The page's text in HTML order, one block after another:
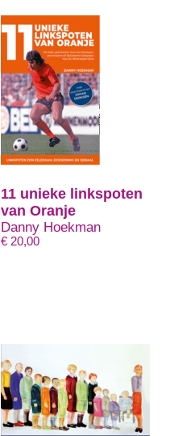
11 unieke linkspoten
van Oranje
Danny Hoekman
€ 20,00